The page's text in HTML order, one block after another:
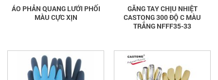
ÁO PHẢN QUANG LƯỚI PHỐI
MÀU CỰC XỊN
GĂNG TAY CHỊU NHIỆT
CASTONG 300 ĐỘ C MÀU
TRẮNG NFFF35-33